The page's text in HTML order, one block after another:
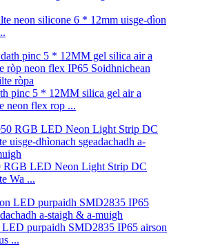
neon silicone 6 * 12mm uisge-dìon
pinc 5 * 12MM silica gel air a
neon flex rop ...
RGB LED Neon Light Strip DC
Wa ...
LED purpaidh SMD2835 IP65 airson
...